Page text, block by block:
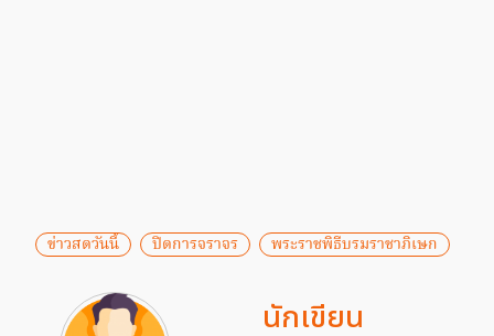
ข่าวสดวันนี้ ปิดการจราจร พระราชพิธีบรมราชาภิเษก
นักเขียน